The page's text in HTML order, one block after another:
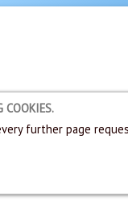
COOKIES.
further page